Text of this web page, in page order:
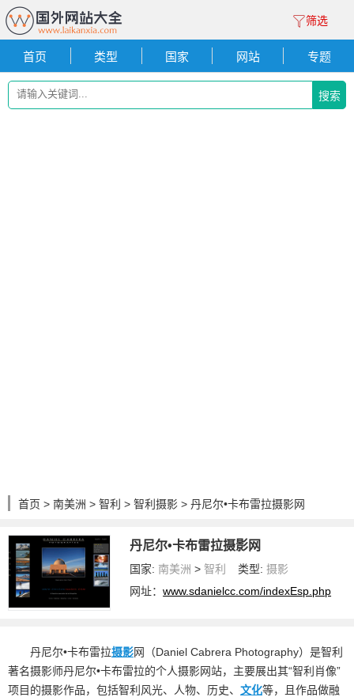
筛选
首页 类型 国家 网站 专题
搜索
首页 > 南美洲 > 智利 > 智利摄影 > 丹尼尔•卡布雷拉摄影网
丹尼尔•卡布雷拉摄影网
国家: 南美洲 >智利 类型: 摄影
网址：www.sdanielcc.com/indexEsp.php
丹尼尔•卡布雷拉摄影网（Daniel Cabrera Photography）是智利
著名摄影师丹尼尔•卡布雷拉的个人摄影网站，主要展出其“智利肖像”
项目的摄影作品，包括智利风光、人物、历史、 文化等，且作品做融